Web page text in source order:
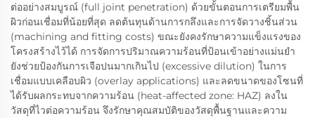
ต่ออย่างสมบูรณ์ (full joint penetration) ด้วยขั้นตอนการเตรียมพื้น
ผิวก่อนเชื่อมที่น้อยที่สุด ลดต้นทุนด้านการกลึงและการจัดวางชิ้นส่วน
(machining and fitting costs) ขณะยังคงรักษาความแข็งแรงของ
โครงสร้างไว้ได้ การจัดการปริมาณความร้อนที่ป้อนเข้าอย่างแม่นยำ
ยังช่วยป้องกันการเจือปนมากเกินไป (excessive dilution) ในการ
เชื่อมแบบเคลือบผิว (overlay applications) และลดขนาดของโซนที่
ได้รับผลกระทบจากความร้อน (heat-affected zone: HAZ) ลงใน
วัสดุที่ไวต่อความร้อน จึงรักษาคุณสมบัติของวัสดุพื้นฐานและความ